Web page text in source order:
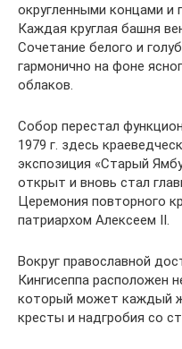
округленными концами и
Каждая круглая башня
Сочетание белого и
гармонично на фоне
облаков.
Собор перестал
1979 г. здесь
экспозиция «Старый
открыт и вновь стал
Церемония повторного
патриархом Алексеем II.
Вокруг православной
Кингисеппа расположен
который может каждый
кресты и надгробия со